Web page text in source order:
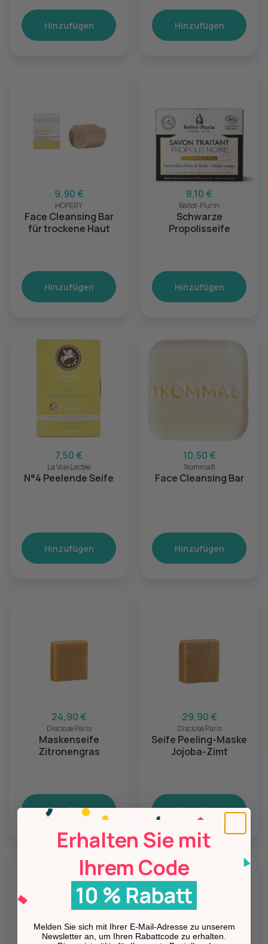
Hinzufügen Hinzufügen
9,90 €
HOPERY
Face Cleansing Bar
für trockene Haut
Hinzufügen
8,10 €
Ballot-Flurin
Schwarze
Propolisseife
Hinzufügen
7,50 €
La Voie Lactée
N°4 Peelende Seife
Hinzufügen
10,50 €
1komma8
Face Cleansing Bar
Hinzufügen
24,90 €
Disclose Paris
Maskenseife
Zitronengras
Hinzufügen
29,90 €
Disclose Paris
Seife Peeling-Maske
Jojoba-Zimt
Hinzufügen
Erhalten Sie mit
Ihrem Code
10 % Rabatt
Melden Sie sich mit Ihrer E-Mail-Adresse zu unserem
Newsletter an, um Ihren Rabattcode zu erhalten.